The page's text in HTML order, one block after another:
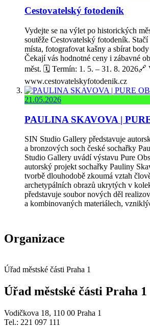
Cestovatelský fotodeník
Vydejte se na výlet po historických
soutěže Cestovatelský fotodeník.
místa, fotografovat kašny a sbírat
Čekají vás hodnotné ceny i zábavné
měst. 🗓️ Termín: 1. 5. – 31. 8. 2026🔗
www.cestovatelskyfotodenik.cz
21.05.2026
PAULINA SKAVOVA |
SIN Studio Gallery představuje
a bronzových soch české sochařky
Studio Gallery uvádí výstavu Pure
autorský projekt sochařky Pauliny
tvorbě dlouhodobě zkoumá vztah
archetypálních obrazů ukrytých v
představuje soubor nových děl
a kombinovaných materiálech,
Organizace
Úřad městské části Praha 1
Úřad městské části Praha 1
Vodičkova 18, 110 00 Praha 1
Tel.: 221 097 111